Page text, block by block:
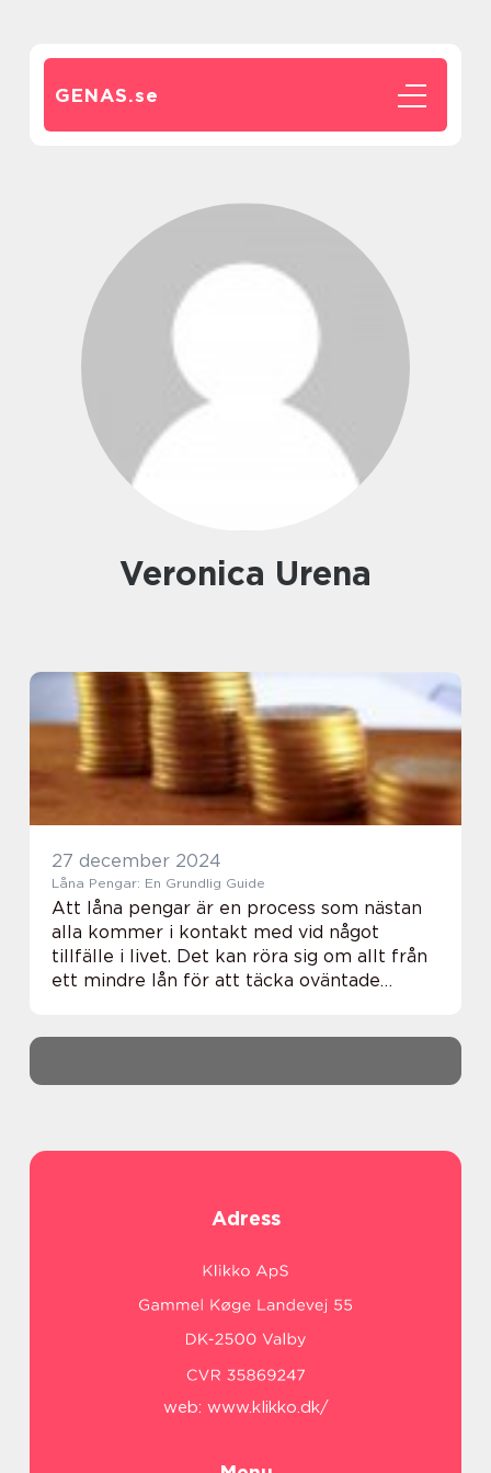
GENAS.se
Veronica Urena
27 december 2024
Låna Pengar: En Grundlig Guide
Att låna pengar är en process som nästan
alla kommer i kontakt med vid något
tillfälle i livet. Det kan röra sig om allt från
ett mindre lån för att täcka oväntade
Adress
web: www.klikko.dk/